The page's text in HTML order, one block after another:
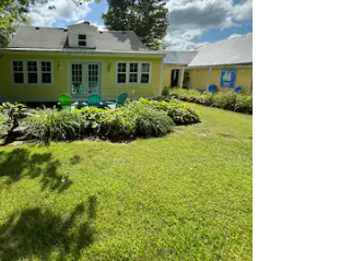
van 4,98 op 5, 89 recensies